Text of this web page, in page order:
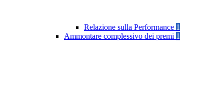
Relazione sulla Performance 1
Ammontare complessivo dei premi 1